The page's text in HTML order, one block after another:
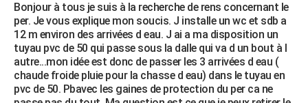
Essais
Réserver un essai
Citadines
Berlines
SUV
Forum auto
+HIGH-TECH
Mobiles
Meilleur smartphone
Internet
Ordinateurs
Jeux vidéo
Guide high-tech
BRICOLAGE
Forum
Aménagement intérieur
Extérieur
Cuisine
Salle de bains
Jardinage
Rangement
WEEK-END
Guides de France
Escapades
Patrimoine
Expositions
Musées
Week-end nature
+LIFESTYLE
Bonjour à tous je suis à la recherche de rens concernant le
per. Je vous explique mon soucis. J installe un wc et sdb a
12 m environ des arrivées d eau. J ai a ma disposition un
tuyau pvc de 50 qui passe sous la dalle qui va d un bout à l
autre...mon idée est donc de passer les 3 arrivées d eau (
chaude froide pluie pour la chasse d eau) dans le tuyau en
pvc de 50. Pbavec les gaines de protection du per ca ne